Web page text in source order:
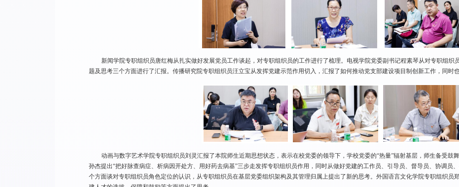
新闻学院专职组织员唐红梅从扎实做好发展党员工作谈起，对专职组织员的工作进行了梳理。电视学院党委副书记程素琴从对专职组织
题及思考三个方面进行了汇报。传播研究院专职组织员汪立宝从发挥党建示范作用切入，汇报了如何推动党支部建设项目制创新工作，同时
动画与数字艺术学院专职组织员刘灵汇报了本院师生近期思想状态，表示在校党委的领导下，学校党委的“热量”辐射基层，师生备受鼓
孙杰提出“把好脉查病症、析病因开处方、用好药去病基”三步走发挥专职组织员作用，同时从做好党建的工作员、引导员、督导员、协调员
个方面谈对专职组织员角色定位的认识，从专职组织员在基层党委组织架构及其管理归属上提出了新的思考。外国语言文化学院专职组织员